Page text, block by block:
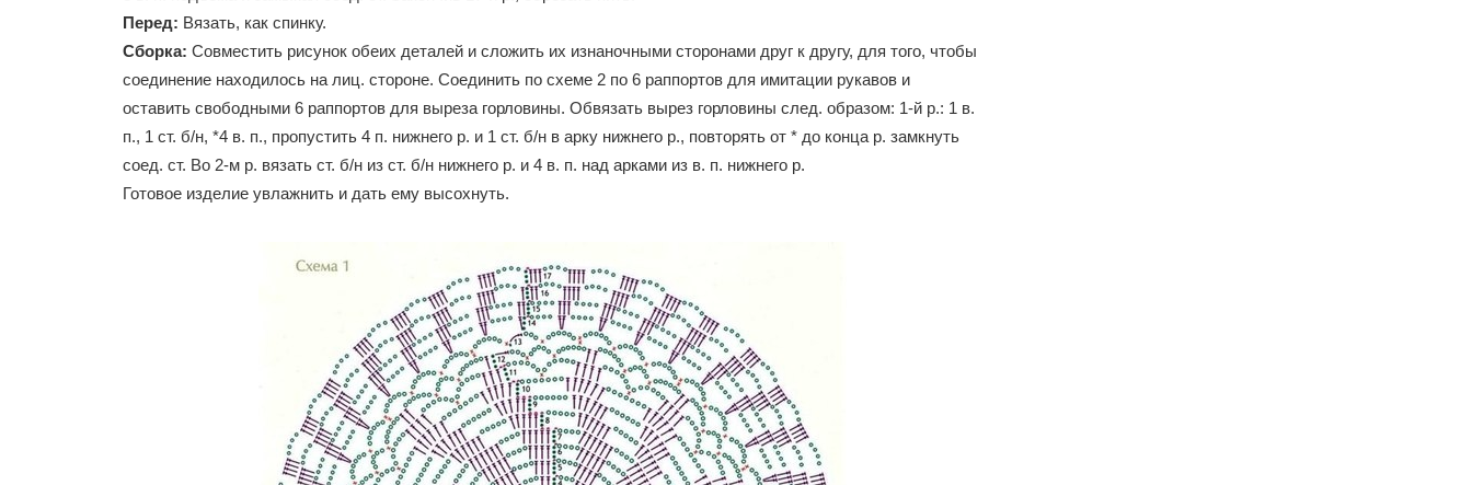
Перед: Вязать, как спинку.
Сборка: Совместить рисунок обеих деталей и сложить их изнаночными сторонами друг к другу, для того, чтобы
соединение находилось на лиц. стороне. Соединить по схеме 2 по 6 раппортов для имитации рукавов и
оставить свободными 6 раппортов для выреза горловины. Обвязать вырез горловины след. образом: 1-й р.: 1 в.
п., 1 ст. б/н, *4 в. п., пропустить 4 п. нижнего р. и 1 ст. б/н в арку нижнего р., повторять от * до конца р. замкнуть
соед. ст. Во 2-м р. вязать ст. б/н из ст. б/н нижнего р. и 4 в. п. над арками из в. п. нижнего р.
Готовое изделие увлажнить и дать ему высохнуть.